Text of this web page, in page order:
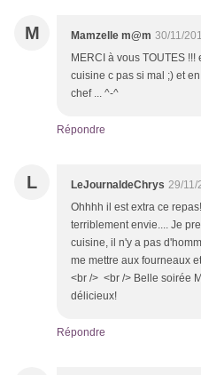
M Mamzelle m@m 30/11/
MERCI à vous TOUTES
cuisine c pas si mal ;) et
chef ... ^-^
Répondre
L LeJournaldeChrys 29/11/
Ohhhh il est extra ce
terriblement envie.... Je
cuisine, il n'y a pas
me mettre aux fourneaux
<br /> <br /> Belle soirée
délicieux!
Répondre